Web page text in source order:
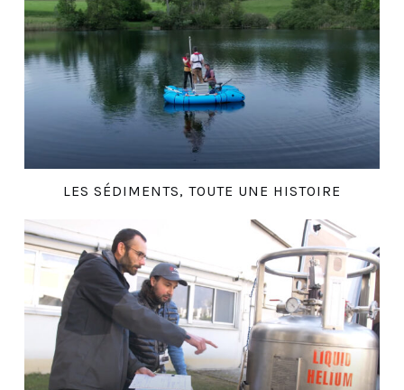
LES SÉDIMENTS, TOUTE UNE HISTOIRE